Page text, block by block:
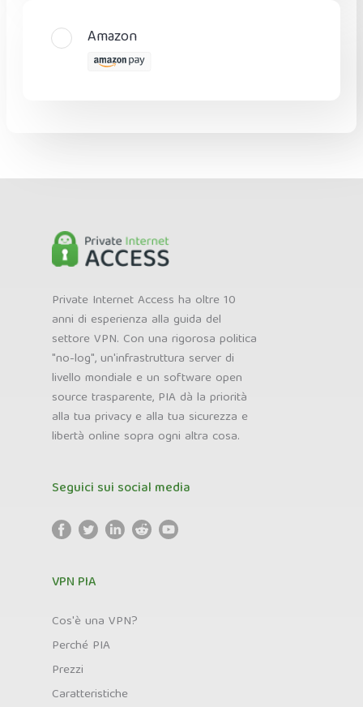
Amazon
Private Internet Access ha oltre 10
anni di esperienza alla guida del
settore VPN. Con una rigorosa politica
"no-log", un'infrastruttura server di
livello mondiale e un software open
source trasparente, PIA dà la priorità
alla tua privacy e alla tua sicurezza e
libertà online sopra ogni altra cosa.
Seguici sui social media
VPN PIA
Cos'è una VPN?
Perché PIA
Prezzi
Caratteristiche